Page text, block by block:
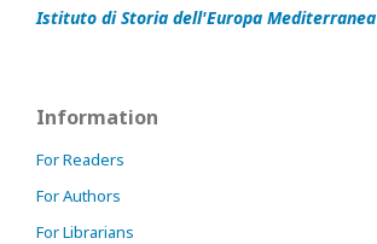
Istituto di Storia dell'Europa Mediterranea
Information
For Readers
For Authors
For Librarians